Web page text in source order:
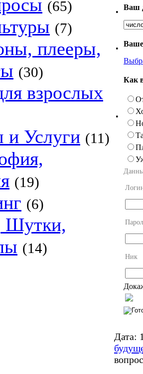
(65)
(7)
плееры,
(30)
взрослых
и Услуги (11)
(19)
(6)
(14)
•
Ваш
•
Ваше
•
Как
Ник
Дата: